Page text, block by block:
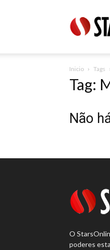
Online
Inicio Tags
Tag:
Não
O
poderes